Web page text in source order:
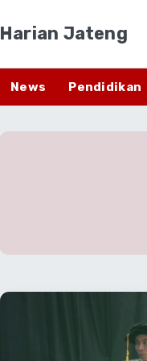
Harian Jateng
News Pendidikan